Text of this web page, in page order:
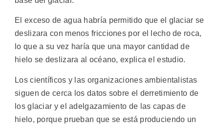
El exceso de agua habría permitido que el glaciar se
deslizara con menos fricciones por el lecho de roca,
lo que a su vez haría que una mayor cantidad de
hielo se deslizara al océano, explica el estudio.
Los científicos y las organizaciones ambientalistas
siguen de cerca los datos sobre el derretimiento de
los glaciar y el adelgazamiento de las capas de
hielo, porque prueban que se está produciendo un